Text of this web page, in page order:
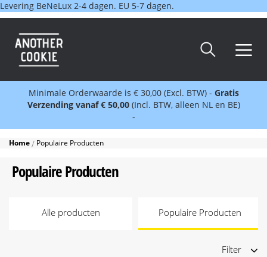
Levering BeNeLux 2-4 dagen. EU 5-7 dagen.
Minimale Orderwaarde is € 30,00 (Excl. BTW) - Gratis
Verzending vanaf € 50,00 (Incl. BTW, alleen NL en BE)
-
Home Populaire Producten
Populaire Producten
Alle producten Populaire Producten
Filter